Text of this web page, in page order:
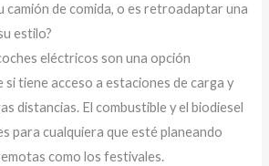
camión de comida, o es retroadaptar una
estilo?
eléctricos son una opción
tiene acceso a estaciones de carga y
distancias. El combustible y el biodiesel
para cualquiera que esté planeando
como los festivales.